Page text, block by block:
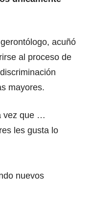
acuñó
al proceso de
mayores.
vez que …
les gusta lo
nuevos